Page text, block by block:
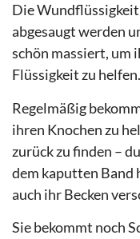
Die
abgesaugt werden
schön massiert, um
Flüssigkeit zu helfen.
Regelmäßig
ihren Knochen zu
zurück zu finden –
dem kaputten Band
auch ihr Becken
Sie bekommt noch